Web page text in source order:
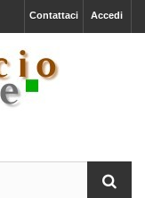
Accedi
Contattaci